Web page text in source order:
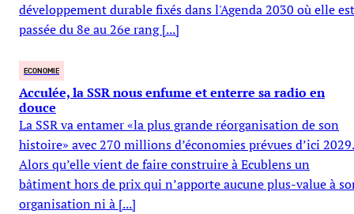
développement durable fixés dans l'Agenda 2030 où elle est
passée du 8e au 26e rang [...]
ECONOMIE
Acculée, la SSR nous enfume et enterre sa radio en
douce
La SSR va entamer «la plus grande réorganisation de son
histoire» avec 270 millions d’économies prévues d’ici 2029.
Alors qu’elle vient de faire construire à Ecublens un
bâtiment hors de prix qui n’apporte aucune plus-value à
organisation ni à [...]